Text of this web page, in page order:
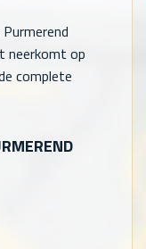
neerkomt op
complete